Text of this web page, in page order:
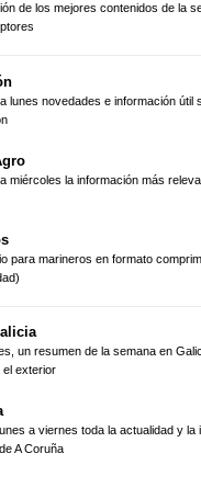
de los mejores contenidos de la
lunes novedades e información útil
miércoles la información más
para marineros en formato
un resumen de la semana en
el exterior
a viernes toda la actualidad y la
A Coruña